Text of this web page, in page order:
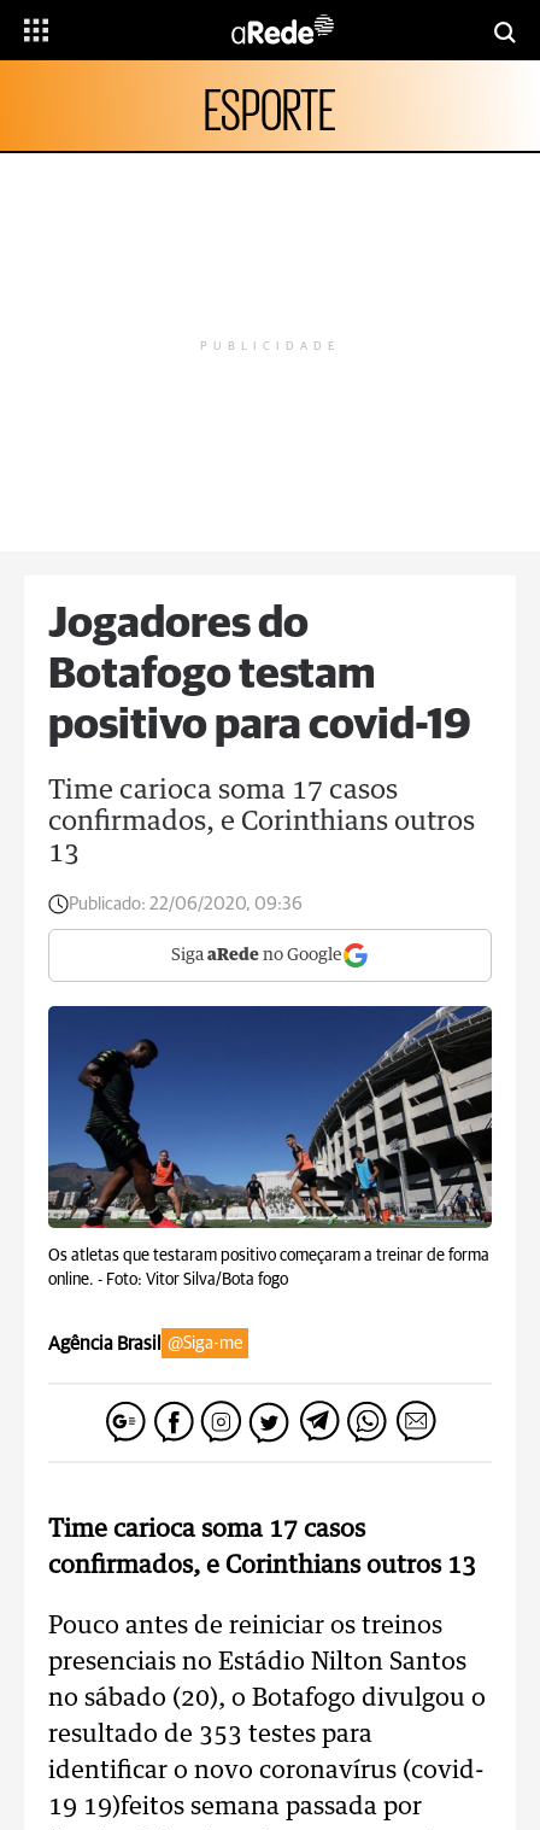
ESPORTE
PUBLICIDADE
Jogadores do
Botafogo testam
positivo para covid-19
Time carioca soma 17 casos
confirmados, e Corinthians outros
13
Publicado: 22/06/2020, 09:36
Siga aRede no Google
Os atletas que testaram positivo começaram a treinar de forma
online. - Foto: Vitor Silva/Bota fogo
Agência Brasil @Siga-me
Time carioca soma 17 casos
confirmados, e Corinthians outros 13
Pouco antes de reiniciar os treinos
presenciais no Estádio Nilton Santos
no sábado (20), o Botafogo divulgou o
resultado de 353 testes para
identificar o novo coronavírus (covid-
19 19)feitos semana passada por